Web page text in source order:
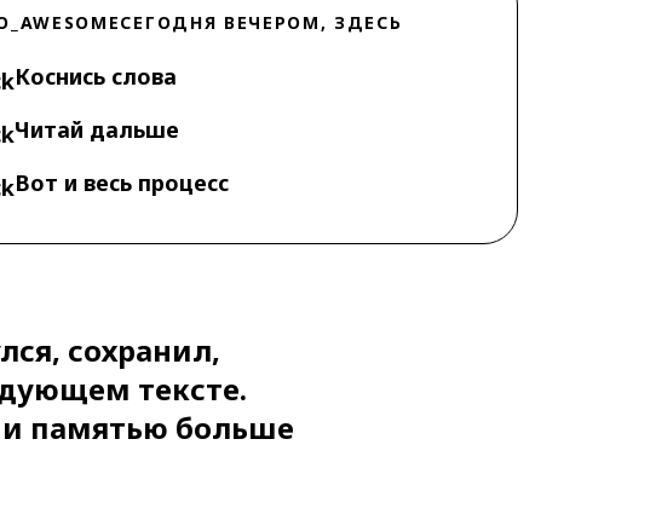
СЕГОДНЯ ВЕЧЕРОМ, ЗДЕСЬ
Коснись слова
Читай дальше
Вот и весь процесс
сохранил,
тексте.
памятью больше